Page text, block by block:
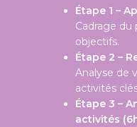
Étape 1 –
Cadrage
objectifs.
Étape 2 –
Analyse de
activités
Étape 3 –
activités